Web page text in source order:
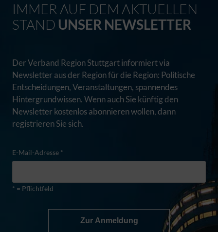
IMMER AUF DEM AKTUELLEN
STAND UNSER NEWSLETTER
Der Verband Region Stuttgart informiert via
Newsletter aus der Region für die Region: Politische
Entscheidungen, Veranstaltungen, spannendes
Hintergrundwissen. Wenn auch Sie künftig den
Newsletter kostenlos abonnieren wollen, dann
registrieren Sie sich.
E-Mail-Adresse *
* = Pflichtfeld
Zur Anmeldung